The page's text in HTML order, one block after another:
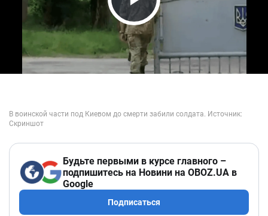
Play Video
Будьте первыми в курсе главного –
подпишитесь на Новини на OBOZ.UA в
Google
Подписаться